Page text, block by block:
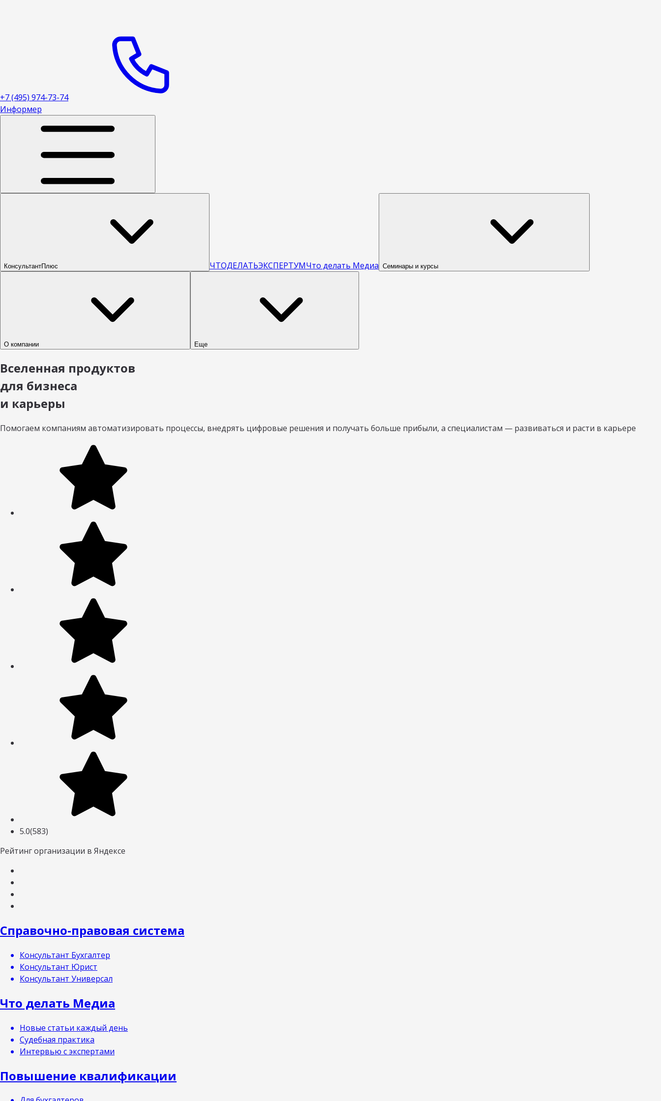
+7 (495) 974-73-74
Информер
КонсультантПлюс ЧТОДЕЛАТЬЭКСПЕРТУМЧто делать Медиа Семинары и курсы
О компании Еще
Вселенная продуктов
для бизнеса
и карьеры
Помогаем компаниям автоматизировать процессы, внедрять цифровые решения и получать больше прибыли, а специалистам — развиваться и расти в карьере
5.0(583)
Рейтинг организации в Яндексе
Справочно-правовая система
Консультант Бухгалтер
Консультант Юрист
Консультант Универсал
Что делать Медиа
Новые статьи каждый день
Судебная практика
Интервью с экспертами
Повышение квалификации